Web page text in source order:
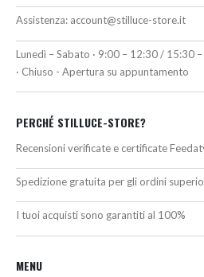
Assistenza: account@stilluce-store.it
Lunedì – Sabato · 9:00 – 12:30 / 15:30
· Chiuso - Apertura su appuntamento
PERCHÉ STILLUCE-STORE?
Recensioni verificate e certificate
Spedizione gratuita per gli ordini
I tuoi acquisti sono garantiti al 100%
MENU